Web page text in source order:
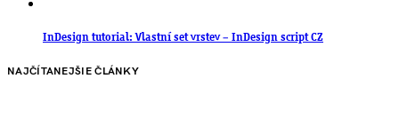
InDesign tutorial: Vlastní set vrstev – InDesign script CZ
NAJČÍTANEJŠIE ČLÁNKY